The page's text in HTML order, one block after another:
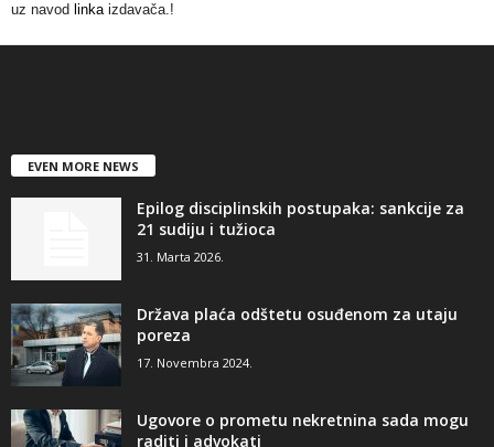
uz navod linkaizdavača.!
EVEN MORE NEWS
Epilog disciplinskih postupaka: sankcije za
21 sudiju i tužioca
31. Marta 2026.
Država plaća odštetu osuđenom za utaju
poreza
17. Novembra 2024.
Ugovore o prometu nekretnina sada mogu
raditi i advokati